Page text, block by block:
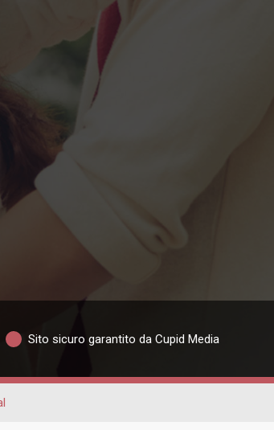
Sito sicuro garantito da Cupid Media